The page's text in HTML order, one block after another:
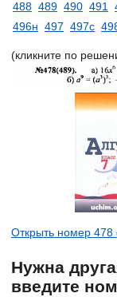
488 489 490 491
496н 497 497с
(кликните по
Открыть номер 478
Нужна
введите